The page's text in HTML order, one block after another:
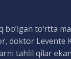
to‘rtta
doktor Levente
tahlil qilar